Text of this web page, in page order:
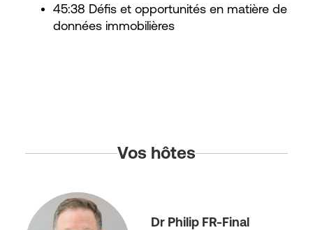
45:38 Défis et opportunités en matière de
données immobilières
Vos hôtes
Dr Philip FR-Final